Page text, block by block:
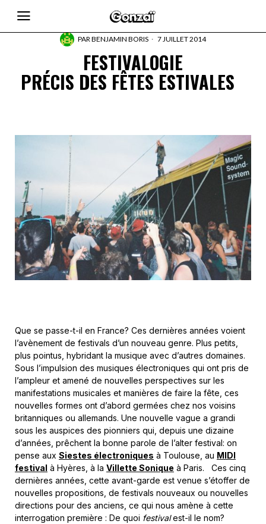
PARBENJAMIN BORIS 7 JUILLET 2014
FESTIVALOGIE
PRÉCIS DES FÊTES ESTIVALES
Que se passe-t-il en France? Ces dernières années voient
l’avènement de festivals d’un nouveau genre. Plus petits,
plus pointus, hybridant la musique avec d’autres domaines.
Sous l’impulsion des musiques électroniques qui ont pris de
l’ampleur et amené de nouvelles perspectives sur les
manifestations musicales et manières de faire la fête, ces
nouvelles formes ont d’abord germées chez nos voisins
britanniques ou allemands. Une nouvelle vague a grandi
sous les auspices des pionniers qui, depuis une dizaine
d’années, prêchent la bonne parole de l’alter festival: on
pense aux Siestes électroniques à Toulouse, au MIDI
festival à Hyères, à la Villette Sonique à Paris. Ces cinq
dernières années, cette avant-garde est venue s’étoffer de
nouvelles propositions, de festivals nouveaux ou nouvelles
directions pour des anciens, ce qui nous amène à cette
interrogation première : De quoi festivalest-il le nom?